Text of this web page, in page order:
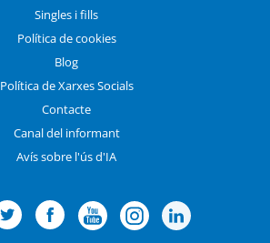
Singles i fills
Política de cookies
Blog
Política de Xarxes Socials
Contacte
Canal del informant
Avís sobre l'ús d'IA